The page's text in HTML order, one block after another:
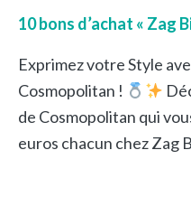
10 bons d’achat « Zag
Exprimez votre Style
Cosmopolitan !
de Cosmopolitan qui
euros chacun chez Zag